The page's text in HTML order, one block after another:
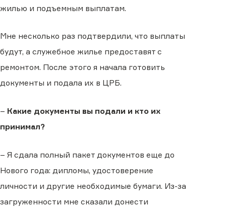
жилью и подъемным выплатам.
Мне несколько раз подтвердили, что выплаты
будут, а служебное жилье предоставят с
ремонтом. После этого я начала готовить
документы и подала их в ЦРБ.
– Какие документы вы подали и кто их
принимал?
– Я сдала полный пакет документов еще до
Нового года: дипломы, удостоверение
личности и другие необходимые бумаги. Из-за
загруженности мне сказали донести